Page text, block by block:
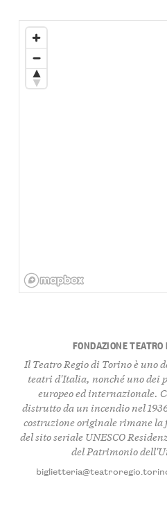
FONDAZIONE
Il Teatro Regio di Torino è uno
teatri d'Italia, nonché uno dei
europeo ed internazionale.
distrutto da un incendio nel
costruzione originale rimane
del sito seriale UNESCO
del Patrimonio